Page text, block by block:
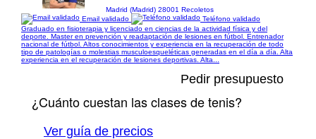
Madrid (Madrid) 28001 Recoletos
Email validado
Teléfono validado
Graduado en fisioterapia y licenciado en ciencias de la actividad física y del
deporte. Master en prevención y readaptación de lesiones en fútbol. Entrenador
nacional de fútbol. Altos conocimientos y experiencia en la recuperación de todo
tipo de patologías o molestias musculoesqueléticas generadas en el día a día. Alta
experiencia en el recuperación de lesiones deportivas. Alta...
Pedir presupuesto
¿Cuánto cuestan las clases de tenis?
Ver guía de precios